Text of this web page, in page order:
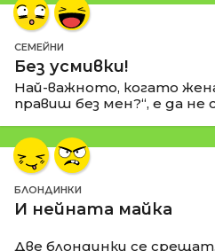
СЕМЕЙНИ
Без усмивки!
Най-важното, когато
правиш без мен?“, е да не
БЛОНДИНКИ
И нейната майка
Две блондинки се срещат.